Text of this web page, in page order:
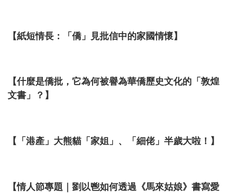
【紙短情長：「僑」見批信中的家國情懷】
【什麼是僑批，它為何被譽為華僑歷史文化的「敦煌
文書」？】
【「港產」大熊貓「家姐」、「細佬」半歲大啦！】
【情人節專題｜劉以鬯如何透過《馬來姑娘》書寫愛